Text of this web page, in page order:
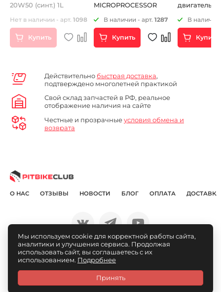
20W50 (синт.) 1L
Нет в наличии - арт. 1098
Купить
MICROPROCESSOR
В наличии - арт. 1287
Купить
двигатель
двигатель)
В наличии
Купить
Действительно быстрая доставка,
подтверждено многолетней практикой
Свой склад запчастей в РФ, реальное
отображение наличия на сайте
Честные и прозрачныеусловия обмена и
возврата
О НАС ОТЗЫВЫ НОВОСТИ БЛОГ ОПЛАТА ДОСТАВКА
© Pitbikeclub.ru 2012-2026
Мы используем cookie для корректной работы сайта,
аналитики и улучшения сервиса. Продолжая
использовать сайт, вы соглашаетесь с их
использованием. Подробнее
Принять